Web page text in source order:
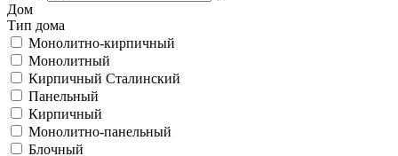
Дом
Тип дома
Монолитно-кирпичный
Монолитный
Кирпичный Сталинский
Панельный
Кирпичный
Монолитно-панельный
Блочный